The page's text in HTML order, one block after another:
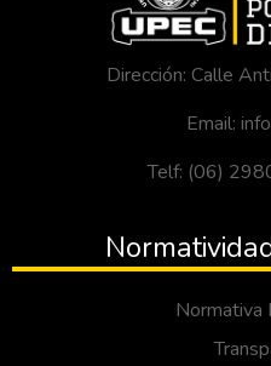
Dirección: Calle
Email:
Telf: (06)
Normativa